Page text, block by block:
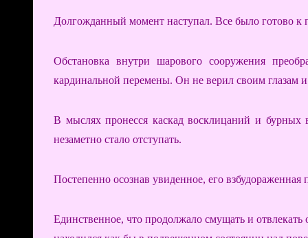
Долгожданный момент наступал. Все было готово к
Обстановка внутри шарового сооружения
кардинальной перемены. Он не верил своим глазам и
В мыслях пронесся каскад восклицаний и бурных
незаметно стало отступать.
Постепенно осознав увиденное, его
Единственное, что продолжало смущать и